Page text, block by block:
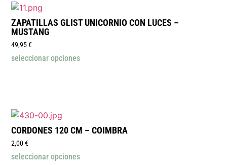
ZAPATILLAS GLIST UNICORNIO CON LUCES –
MUSTANG
49,95€
seleccionar opciones
CORDONES 120 CM – COIMBRA
2,00€
seleccionar opciones